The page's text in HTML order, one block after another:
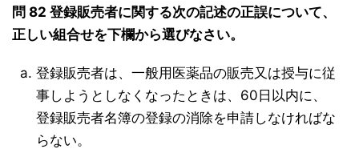
問 82 登録販売者に関する次の記述の正誤について、
正しい組合せを下欄から選びなさい。
登録販売者は、一般用医薬品の販売又は授与に従
事しようとしなくなったときは、60日以内に、
登録販売者名簿の登録の消除を申請しなければな
らない。